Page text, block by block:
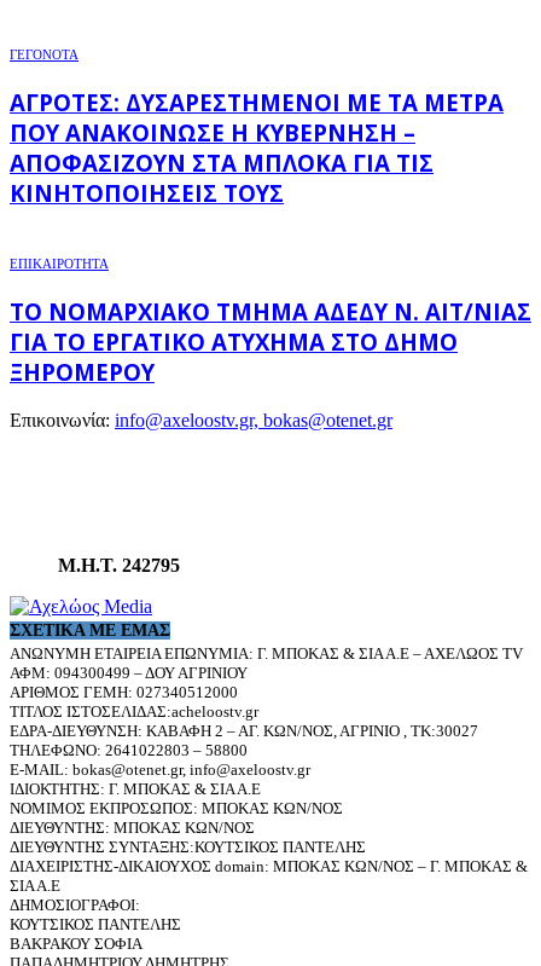
ΓΕΓΟΝΟΤΑ
ΑΓΡΌΤΕΣ: ΔΥΣΑΡΕΣΤΗΜΈΝΟΙ ΜΕ ΤΑ ΜΈΤΡΑ
ΠΟΥ ΑΝΑΚΟΊΝΩΣΕ Η ΚΥΒΈΡΝΗΣΗ –
ΑΠΟΦΑΣΊΖΟΥΝ ΣΤΑ ΜΠΛΌΚΑ ΓΙΑ ΤΙΣ
ΚΙΝΗΤΟΠΟΙΉΣΕΙΣ ΤΟΥΣ
ΕΠΙΚΑΙΡΟΤΗΤΑ
ΤΟ ΝΟΜΑΡΧΙΑΚΌ ΤΜΉΜΑ ΑΔΕΔΥ Ν. ΑΙΤ/ΝΊΑΣ
ΓΙΑ ΤΟ ΕΡΓΑΤΙΚΌ ΑΤΎΧΗΜΑ ΣΤΟ ΔΉΜΟ
ΞΗΡΟΜΈΡΟΥ
Επικοινωνία: info@axeloostv.gr, bokas@otenet.gr
Μ.Η.Τ. 242795
ΣΧΕΤΙΚΆ ΜΕ ΕΜΆΣ
ΑΝΩΝΥΜΗ ΕΤΑΙΡΕΙΑ ΕΠΩΝΥΜΙΑ: Γ. ΜΠΟΚΑΣ & ΣΙΑ Α.Ε – ΑΧΕΛΩΟΣ TV
ΑΦΜ: 094300499 – ΔΟΥ ΑΓΡΙΝΙΟΥ
ΑΡΙΘΜΟΣ ΓΕΜΗ: 027340512000
ΤΙΤΛΟΣ ΙΣΤΟΣΕΛΙΔΑΣ:acheloostv.gr
ΕΔΡΑ-ΔΙΕΥΘΥΝΣΗ: ΚΑΒΑΦΗ 2 – ΑΓ. ΚΩΝ/ΝΟΣ, ΑΓΡΙΝΙΟ , ΤΚ:30027
ΤΗΛΕΦΩΝΟ: 2641022803 – 58800
E-MAIL: bokas@otenet.gr, info@axeloostv.gr
ΙΔΙΟΚΤΗΤΗΣ: Γ. ΜΠΟΚΑΣ & ΣΙΑ Α.Ε
ΝΟΜΙΜΟΣ ΕΚΠΡΟΣΩΠΟΣ: ΜΠΟΚΑΣ ΚΩΝ/ΝΟΣ
ΔΙΕΥΘΥΝΤΗΣ: ΜΠΟΚΑΣ ΚΩΝ/ΝΟΣ
ΔΙΕΥΘΥΝΤΗΣ ΣΥΝΤΑΞΗΣ:ΚΟΥΤΣΙΚΟΣ ΠΑΝΤΕΛΗΣ
ΔΙΑΧΕΙΡΙΣΤΗΣ-ΔΙΚΑΙΟΥΧΟΣ domain: ΜΠΟΚΑΣ ΚΩΝ/ΝΟΣ – Γ. ΜΠΟΚΑΣ &
ΣΙΑ Α.Ε
ΔΗΜΟΣΙΟΓΡΑΦΟΙ:
ΚΟΥΤΣΙΚΟΣ ΠΑΝΤΕΛΗΣ
ΒΑΚΡΑΚΟΥ ΣΟΦΙΑ